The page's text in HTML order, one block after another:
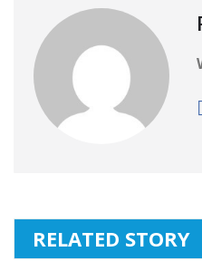
RELATED STORY